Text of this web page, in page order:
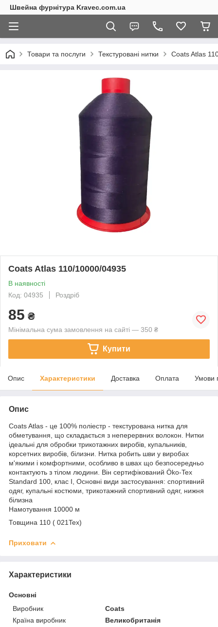
Швейна фурнітура Kravec.com.ua
Товари та послуги Текстуровані нитки Coats Atlas
Coats Atlas 110/10000/04935
В наявності
Код: 04935
Роздріб
85 ₴
Мінімальна сума замовлення на сайті — 350 ₴
Купити
Опис Характеристики Доставка Оплата Умови
Опис
Coats Atlas - це 100% поліестр - текстурована нитка для
обметування, що складається з неперервних волокон. Нитки
ідеальні для обробки трикотажних виробів, купальників,
корсетних виробів, білизни. Нитка робить шви у виробах
м'якими і комфортними, особливо в швах що безпосередньо
контактують з тілом людини. Він сертифікований Öko-Tex
Standard 100, клас I, Основні види застосування: спортивний
одяг, купальні костюми, трикотажний спортивний одяг, нижня
білизна
Намотування 10000 м
Товщина 110 ( 021Tex)
Приховати
Характеристики
Основні
Виробник
Coats
Країна виробник
Великобританія